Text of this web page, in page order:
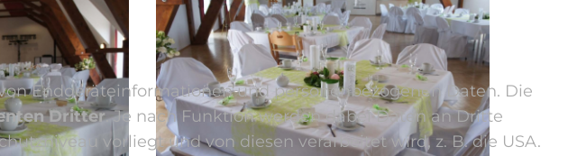
Endgeräteinformationen und personenbezogenen Daten. Die
Dritter. Je nach Funktion werden dabei Daten an Dritte
vorliegt und von diesen verarbeitet wird, z. B. die USA.